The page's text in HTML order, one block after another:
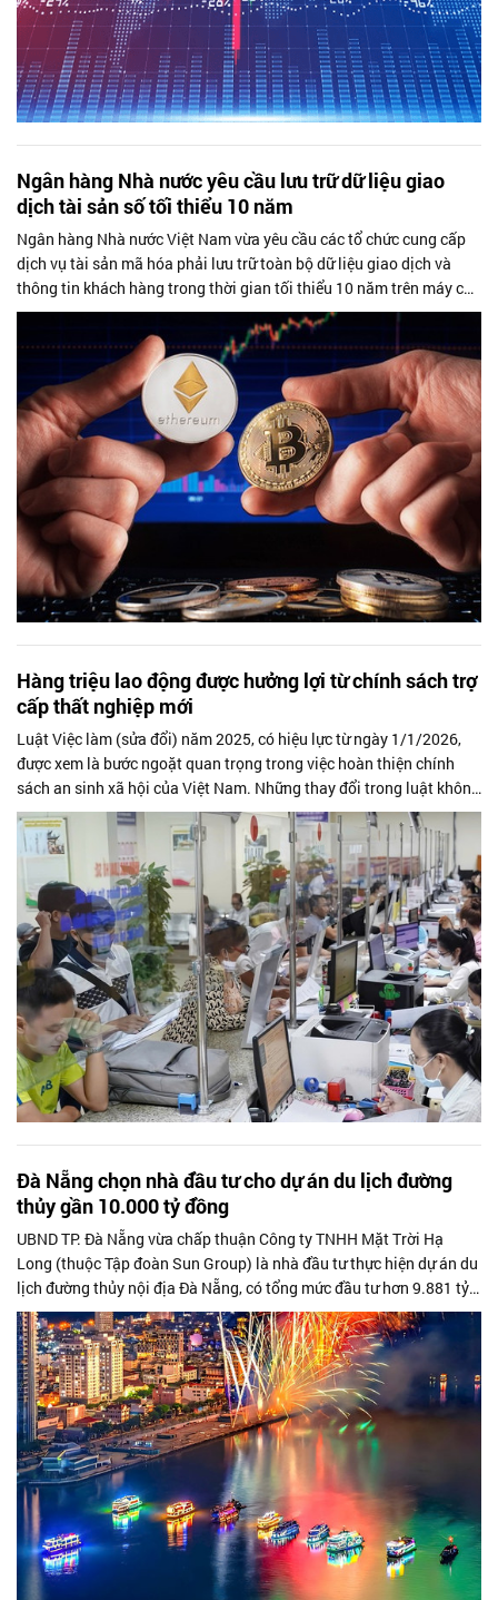
Ngân hàng Nhà nước yêu cầu lưu trữ dữ liệu giao
dịch tài sản số tối thiểu 10 năm
Ngân hàng Nhà nước Việt Nam vừa yêu cầu các tổ chức cung cấp
dịch vụ tài sản mã hóa phải lưu trữ toàn bộ dữ liệu giao dịch và
thông tin khách hàng trong thời gian tối thiểu 10 năm trên máy chủ
đặt tại...
Hàng triệu lao động được hưởng lợi từ chính sách trợ
cấp thất nghiệp mới
Luật Việc làm (sửa đổi) năm 2025, có hiệu lực từ ngày 1/1/2026,
được xem là bước ngoặt quan trọng trong việc hoàn thiện chính
sách an sinh xã hội của Việt Nam. Những thay đổi trong luật không
chỉ mở rộng...
Đà Nẵng chọn nhà đầu tư cho dự án du lịch đường
thủy gần 10.000 tỷ đồng
UBND TP. Đà Nẵng vừa chấp thuận Công ty TNHH Mặt Trời Hạ
Long (thuộc Tập đoàn Sun Group) là nhà đầu tư thực hiện dự án du
lịch đường thủy nội địa Đà Nẵng, có tổng mức đầu tư hơn 9.881 tỷ
đồng. Dự án nhằm...